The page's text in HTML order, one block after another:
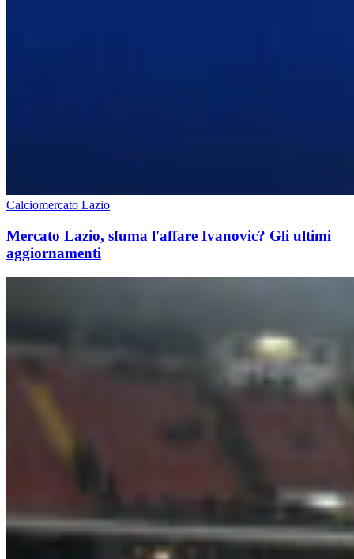
Calciomercato Lazio
Mercato Lazio, sfuma l'affare Ivanovic? Gli ultimi
aggiornamenti